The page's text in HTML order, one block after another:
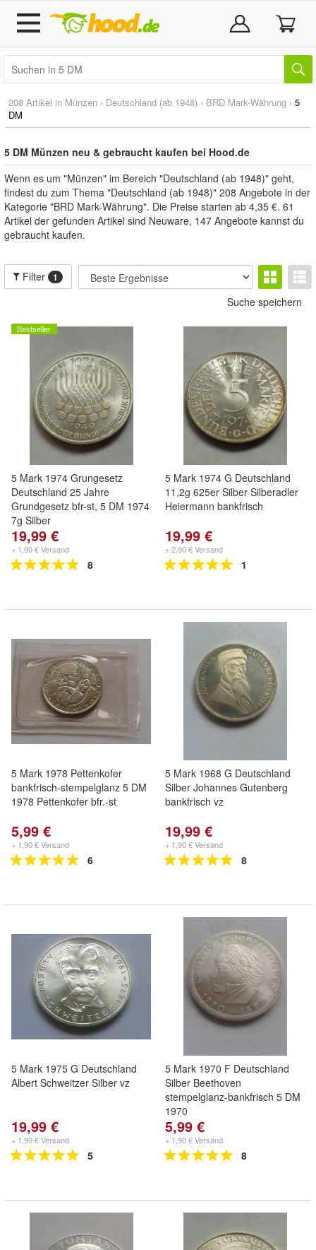
208 Artikel in Münzen › Deutschland (ab 1948) › BRD Mark-Währung › 5
DM
5 DM Münzen neu & gebraucht kaufen bei Hood.de
Wenn es um "Münzen" im Bereich "Deutschland (ab 1948)" geht,
findest du zum Thema "Deutschland (ab 1948)" 208 Angebote in der
Kategorie "BRD Mark-Währung". Die Preise starten ab 4,35 €. 61
Artikel der gefunden Artikel sind Neuware, 147 Angebote kannst du
gebraucht kaufen.
Filter 1
Suche speichern
Bestseller
5 Mark 1974 Grungesetz
Deutschland 25 Jahre
Grundgesetz bfr-st, 5 DM 1974
7g Silber
19,99 €
+ 1,90 € Versand
8
5 Mark 1974 G Deutschland
11,2g 625er Silber Silberadler
Heiermann bankfrisch
19,99 €
+ 2,90 € Versand
1
5 Mark 1978 Pettenkofer
bankfrisch-stempelglanz 5 DM
1978 Pettenkofer bfr.-st
5,99 €
+ 1,90 € Versand
6
5 Mark 1968 G Deutschland
Silber Johannes Gutenberg
bankfrisch vz
19,99 €
+ 1,90 € Versand
8
5 Mark 1975 G Deutschland
Albert Schweitzer Silber vz
19,99 €
+ 1,90 € Versand
5
5 Mark 1970 F Deutschland
Silber Beethoven
stempelglanz-bankfrisch 5 DM
1970
5,99 €
+ 1,90 € Versand
8